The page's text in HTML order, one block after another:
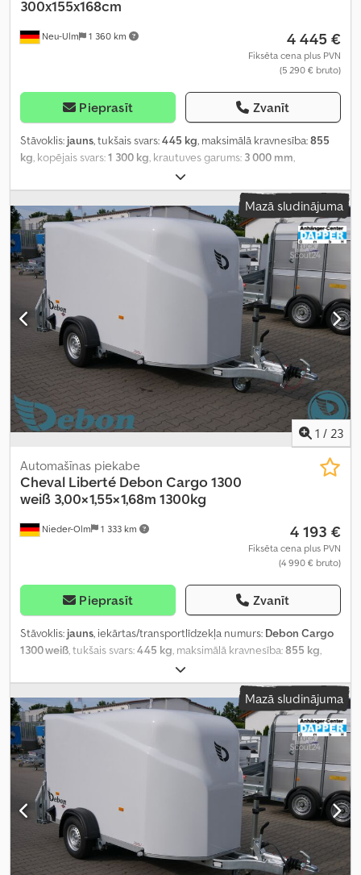
Neu-Ulm 1 360 km
300x155x168cm
4 445 €
Fiksēta cena plus PVN
(5 290 € bruto)
Pieprasīt Zvanīt
Stāvoklis: jauns, tukšais svars:445 kg, maksimālā kravnesība:855
kg, kopējais svars:1 300 kg, krautuves garums: 3 000 mm,
1 550 mm
augstums:1 680 mm, iekraušanas telpas tilpums:8,2 m³, krāsa:
balts, būvniecības augstums:2 020 mm, darba platums:2 000 mm,
Mazā sludinājuma
1 / 23
Nieder-Olm 1 333 km
Automašīnas piekabe
Cheval Liberté Debon Cargo 1300
weiß 3,00×1,55×1,68m 1300kg
4 193 €
Fiksēta cena plus PVN
(4 990 € bruto)
Pieprasīt Zvanīt
Stāvoklis: jauns, iekārtas/transportlīdzekļa numurs: Debon Cargo
1300 weiß , tukšais svars:445 kg , maksimālā kravnesība:855 kg
, asu konfigurācija:
(1. ass):1 300 kg, krautuves garums:3 000 mm, iekraušanas vietas
platums:1 520 mm, iekraušanas telpas augstums:1 560 mm,
piekares sistēma:
Mazā sludinājuma